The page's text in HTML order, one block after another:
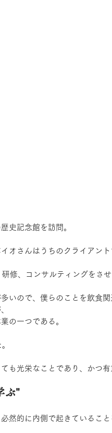
史記念館を訪問。
オさんはうちのクライアント
修、コンサルティングをさせ
いので、僕らのことを飲食
の一つである。
も光栄なことであり、かつ有
ぶ"
然的に内側で起きていること